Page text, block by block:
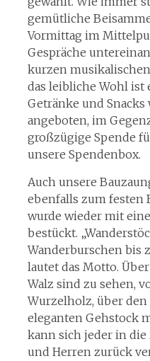
gemütliche
Vormittag im
Gespräche
kurzen
das leibliche Wohl ist
Getränke und
angeboten, im
großzügige Spende
unsere Spendenbox.
Auch unsere
ebenfalls zum festen
wurde wieder mit
bestückt.
Wanderburschen bis
lautet das Motto.
Walz sind zu sehen,
Wurzelholz, über
eleganten Gehstock
kann sich jeder in die
und Herren zurück